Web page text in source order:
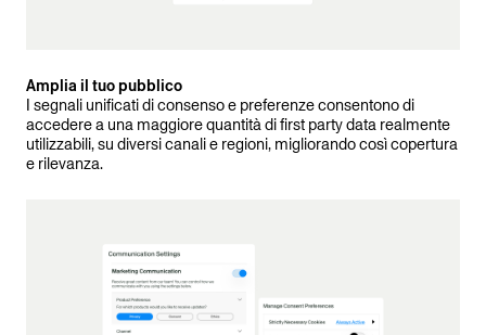
Amplia il tuo pubblico
I segnali unificati di consenso e preferenze consentono di
accedere a una maggiore quantità di first party data realmente
utilizzabili, su diversi canali e regioni, migliorando così copertura
e rilevanza.